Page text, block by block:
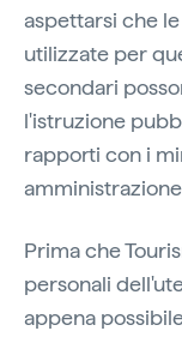
aspettarsi che
utilizzate per
secondari
l'istruzione
rapporti con i
Prima che
personali
appena